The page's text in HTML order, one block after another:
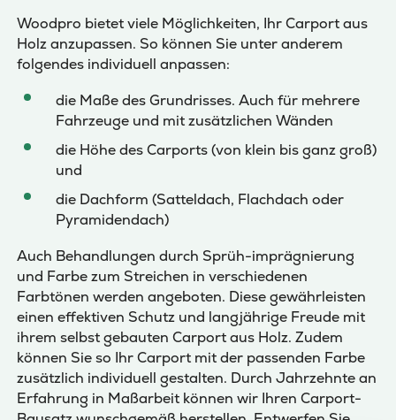
Woodpro bietet viele Möglichkeiten, Ihr Carport aus
Holz anzupassen. So können Sie unter anderem
folgendes individuell anpassen:
die Maße des Grundrisses. Auch für mehrere
Fahrzeuge und mit zusätzlichen Wänden
die Höhe des Carports (von klein bis ganz groß)
und
die Dachform (Satteldach, Flachdach oder
Pyramidendach)
Auch Behandlungen durch Sprüh-imprägnierung
und Farbe zum Streichen in verschiedenen
Farbtönen werden angeboten. Diese gewährleisten
einen effektiven Schutz und langjährige Freude mit
ihrem selbst gebauten Carport aus Holz. Zudem
können Sie so Ihr Carport mit der passenden Farbe
zusätzlich individuell gestalten. Durch Jahrzehnte an
Erfahrung in Maßarbeit können wir Ihren Carport-